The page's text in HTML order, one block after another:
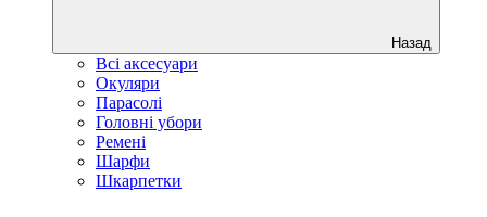
Назад
Всі аксесуари
Окуляри
Парасолі
Головні убори
Ремені
Шарфи
Шкарпетки